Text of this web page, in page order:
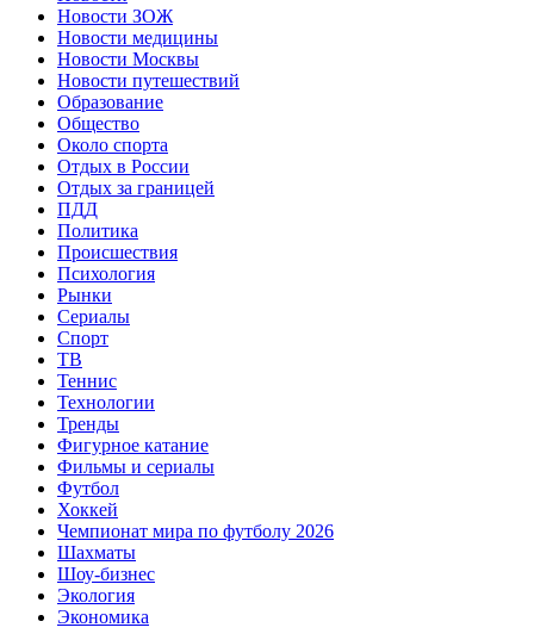
Новости ЗОЖ
Новости медицины
Новости Москвы
Новости путешествий
Образование
Общество
Около спорта
Отдых в России
Отдых за границей
ПДД
Политика
Происшествия
Психология
Рынки
Сериалы
Спорт
ТВ
Теннис
Технологии
Тренды
Фигурное катание
Фильмы и сериалы
Футбол
Хоккей
Чемпионат мира по футболу 2026
Шахматы
Шоу-бизнес
Экология
Экономика